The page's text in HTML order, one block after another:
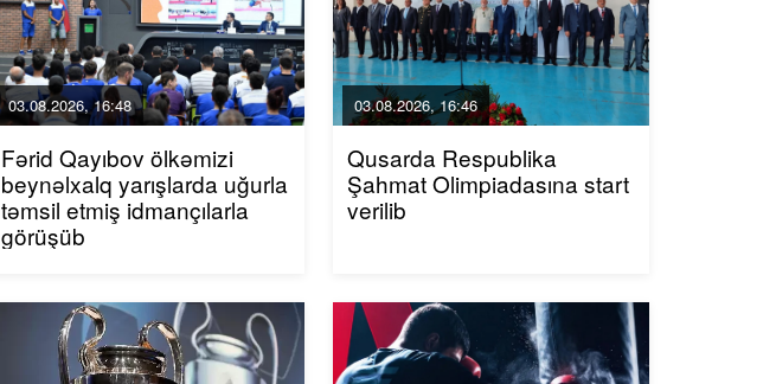
03.08.2026, 16:48
Fərid Qayıbov ölkəmizi
beynəlxalq yarışlarda uğurla
təmsil etmiş idmançılarla
görüşüb
03.08.2026, 16:46
Qusarda Respublika
Şahmat Olimpiadasına start
verilib